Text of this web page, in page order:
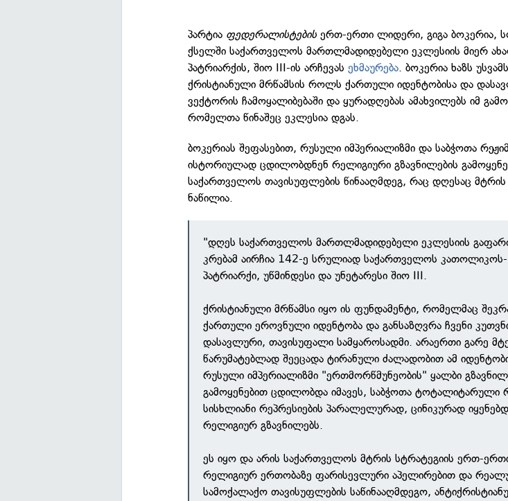
პარტია ფედერალისტებისერთ-ერთი ლიდერი, გიგა ბოკერია,
ქსელში საქართველოს მართლმადიდებელი ეკლესიის მიერ
პატრიარქის, შიო III-ის არჩევასეხმაურება. ბოკერია ხაზს უსვამს
ქრისტიანული მრწამსის როლს ქართული იდენტობისა და
ვექტორის ჩამოყალიბებაში და ყურადღებას ამახვილებს იმ
რომელთა წინაშეც ეკლესია დგას.
ბოკერიას შეფასებით, რუსული იმპერიალიზმი და საბჭოთა
ისტორიულად ცდილობდნენ რელიგიური გზავნილების
საქართველოს თავისუფლების წინააღმდეგ, რაც დღესაც მტრის
ნაწილია.
"დღეს საქართველოს მართლმადიდებელი ეკლესიის
კრებამ აირჩია 142-ე სრულიად საქართველოს კათოლიკოს-
პატრიარქი, უწმინდესი და უნეტარესი შიო III.
ქრისტიანული მრწამსი იყო ის ფუნდამენტი, რომელმაც
ქართული ეროვნული იდენტობა და განსაზღვრა ჩვენი
დასავლური, თავისუფალი სამყაროსადმი. არაერთი გარე
წარუმატებლად შეეცადა ტირანული ძალადობით ამ
რუსული იმპერიალიზმი "ერთმორწმუნეობის" ყალბი
გამოყენებით ცდილობდა იმავეს, საბჭოთა ტოტალიტარული
სისხლიანი რეპრესიების პარალელურად, ცინიკურად
რელიგიურ გზავნილებს.
ეს იყო და არის საქართველოს მტრის სტრატეგიის ერთ-
რელიგიურ ერთობაზე ფარისევლური აპელირებით და
სამოქალაქო თავისუფლების საწინააღმდეგო,